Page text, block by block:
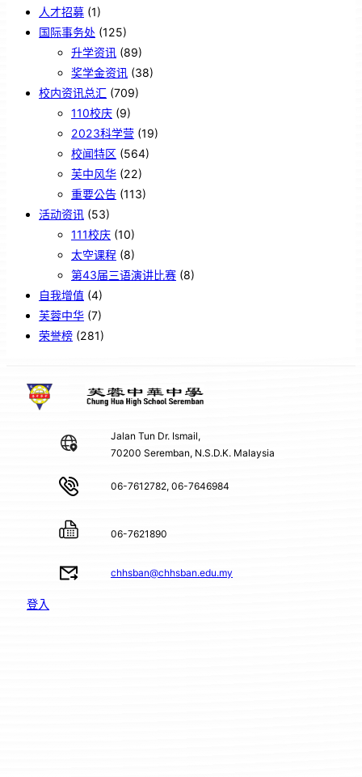
人才招募 (1)
国际事务处 (125)
升学资讯 (89)
奖学金资讯 (38)
校内资讯总汇 (709)
110校庆 (9)
2023科学营 (19)
校闻特区 (564)
芙中风华 (22)
重要公告 (113)
活动资讯 (53)
111校庆 (10)
太空课程 (8)
第43届三语演讲比赛 (8)
自我增值 (4)
芙蓉中华 (7)
荣誉榜 (281)
Jalan Tun Dr. Ismail,
70200 Seremban, N.S.D.K. Malaysia
06-7612782, 06-7646984
06-7621890
chhsban@chhsban.edu.my
登入